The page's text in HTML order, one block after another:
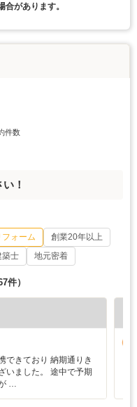
があります。
件数
！
フォーム
創業20年以上
築士 地元密着
件）
できており 納期通りき
いました。 途中で予期
…